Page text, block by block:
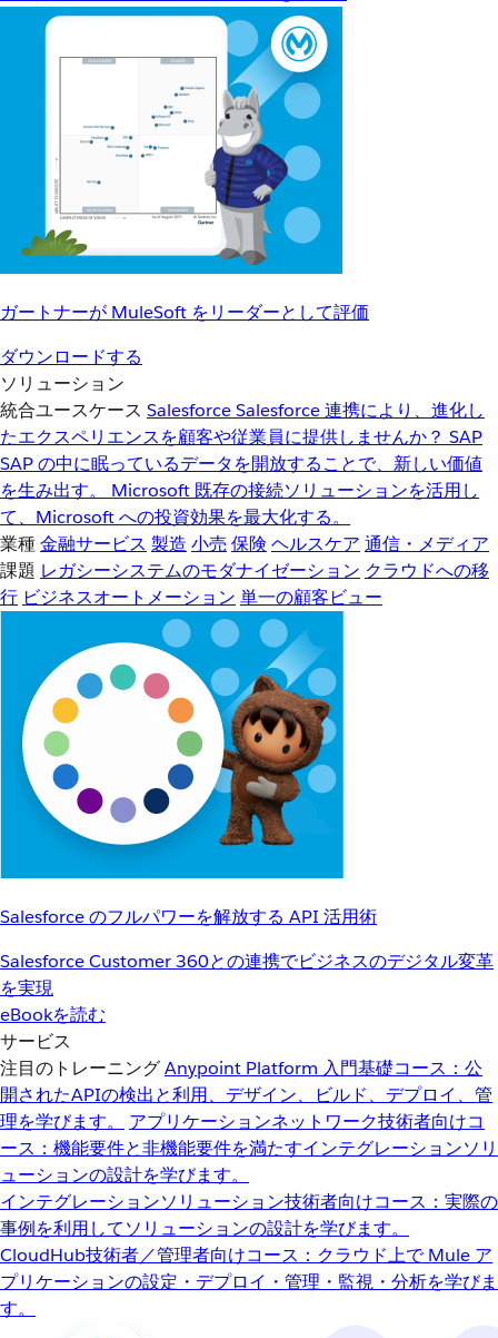
ガートナーが MuleSoft をリーダーとして評価
ダウンロードする
ソリューション
統合ユースケース SalesforceSalesforce 連携により、進化し
たエクスペリエンスを顧客や従業員に提供しませんか？ SAP
SAP の中に眠っているデータを開放することで、新しい価値
を生み出す。
Microsoft 既存の接続ソリューションを活用し
て、Microsoft への投資効果を最大化する。
業種金融サービス 製造 小売 保険 ヘルスケア 通信・メディア
課題 レガシーシステムのモダナイゼーション クラウドへの移
行 ビジネスオートメーション 単一の顧客ビュー
Salesforce のフルパワーを解放する API 活用術
Salesforce Customer 360との連携でビジネスのデジタル変革
を実現
eBookを読む
サービス
注目のトレーニングAnypoint Platform 入門基礎コース：公
開されたAPIの検出と利用、デザイン、ビルド、デプロイ、管
理を学びます。
アプリケーションネットワーク技術者向けコ
ース：機能要件と非機能要件を満たすインテグレーションソリ
ューションの設計を学びます。
インテグレーションソリューション技術者向けコース：実際の
事例を利用してソリューションの設計を学びます。
CloudHub技術者／管理者向けコース：クラウド上で Mule ア
プリケーションの設定・デプロイ・管理・監視・分析を学びま
す。